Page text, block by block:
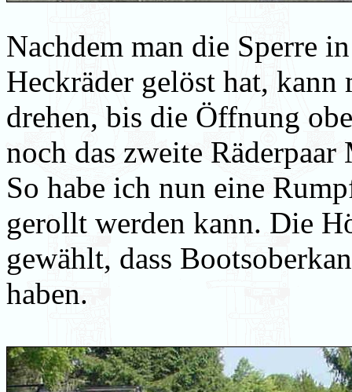
Nachdem man die Sperre
Heckräder gelöst hat, kann
drehen, bis die Öffnung
noch das zweite
So habe ich nun eine
gerollt werden kann. Die
gewählt, dass
haben.